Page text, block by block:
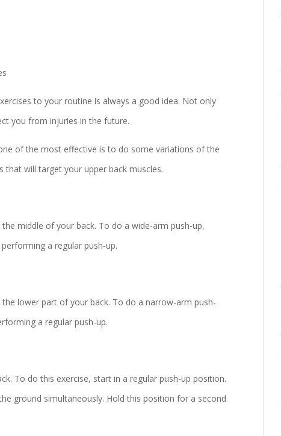
to your routine is always a good idea. Not only
you from injuries in the future.
of the most effective is to do some variations of the
that will target your upper back muscles.
middle of your back. To do a wide-arm push-up,
a regular push-up.
lower part of your back. To do a narrow-arm push-
a regular push-up.
To do this exercise, start in a regular push-up position.
ground simultaneously. Hold this position for a second